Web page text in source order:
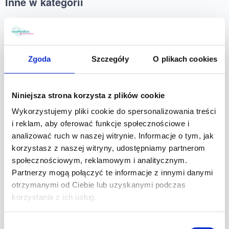
Zgoda Szczegóły O plikach cookies
Niniejsza strona korzysta z plików cookie
Wykorzystujemy pliki cookie do spersonalizowania treści
i reklam, aby oferować funkcje społecznościowe i
analizować ruch w naszej witrynie. Informacje o tym, jak
korzystasz z naszej witryny, udostępniamy partnerom
społecznościowym, reklamowym i analitycznym.
Partnerzy mogą połączyć te informacje z innymi danymi
otrzymanymi od Ciebie lub uzyskanymi podczas
korzystania z ich usług.
Badania trzustkowe z krwi Masz objawy takie jak
swoją trzustkę! Specjalnie dla Ciebie stworzyliśmy
pakiet zawierający badania trzustki, które możesz
wykonać w Centrum Medycznym neoMedica w
Poznaniu. Wczesne wykrycie zaburzenia pracy
trzustki jest niezwykle ważne w leczeniu, dlatego
zbadaj się już dziś! Jakie badania krwi na trzustkę?
Wykonanie badań […]
20.05.2022